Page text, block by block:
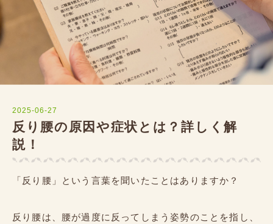
2025-06-27
反り腰の原因や症状とは？詳しく解
説！
「反り腰」という言葉を聞いたことはありますか？
反り腰は、腰が過度に反ってしまう姿勢のことを指し、